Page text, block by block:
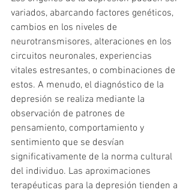
variados, abarcando factores genéticos,
cambios en los niveles de
neurotransmisores, alteraciones en los
circuitos neuronales, experiencias
vitales estresantes, o combinaciones de
estos. A menudo, el diagnóstico de la
depresión se realiza mediante la
observación de patrones de
pensamiento, comportamiento y
sentimiento que se desvían
significativamente de la norma cultural
del individuo. Las aproximaciones
terapéuticas para la depresión tienden a